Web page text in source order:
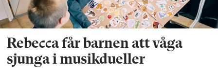
Rebecca får barnen att våga
sjunga i musikdueller